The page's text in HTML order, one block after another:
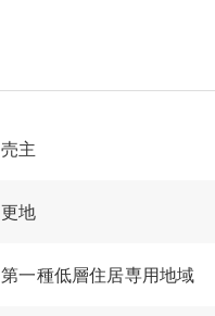
売主
更地
第一種低層住居専用地域